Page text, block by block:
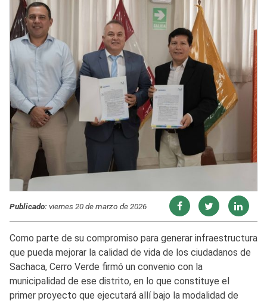
Publicado:viernes 20 de marzo de 2026
Como parte de su compromiso para generar infraestructura
que pueda mejorar la calidad de vida de los ciudadanos de
Sachaca, Cerro Verde firmó un convenio con la
municipalidad de ese distrito, en lo que constituye el
primer proyecto que ejecutará allí bajo la modalidad de